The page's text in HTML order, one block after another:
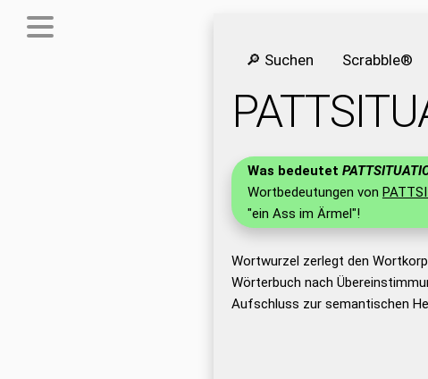
🔎 Suchen Scrabble®
Was bedeutet
Wortbedeutungen von
"ein Ass im Ärmel"!
Wortwurzel zerlegt den
Wörterbuch nach
Aufschluss zur semantischen